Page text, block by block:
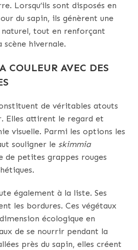
Lorsqu’ils sont disposés en
du sapin, ils génèrent une
tout en renforçant
hivernale.
COULEUR AVEC DES
de véritables atouts
Elles attirent le regard et
visuelle. Parmi les options les
souligner le skimmia
de petites grappes rouges
également à la liste. Ses
les bordures. Ces végétaux
écologique en
de se nourrir pendant la
près du sapin, elles créent